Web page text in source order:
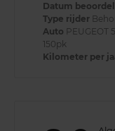
Datum
Type rijder
Auto PEUGEOT
150pk
Kilometer per